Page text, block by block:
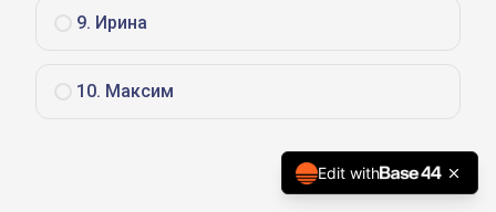
9. Ирина
10. Максим
Edit with